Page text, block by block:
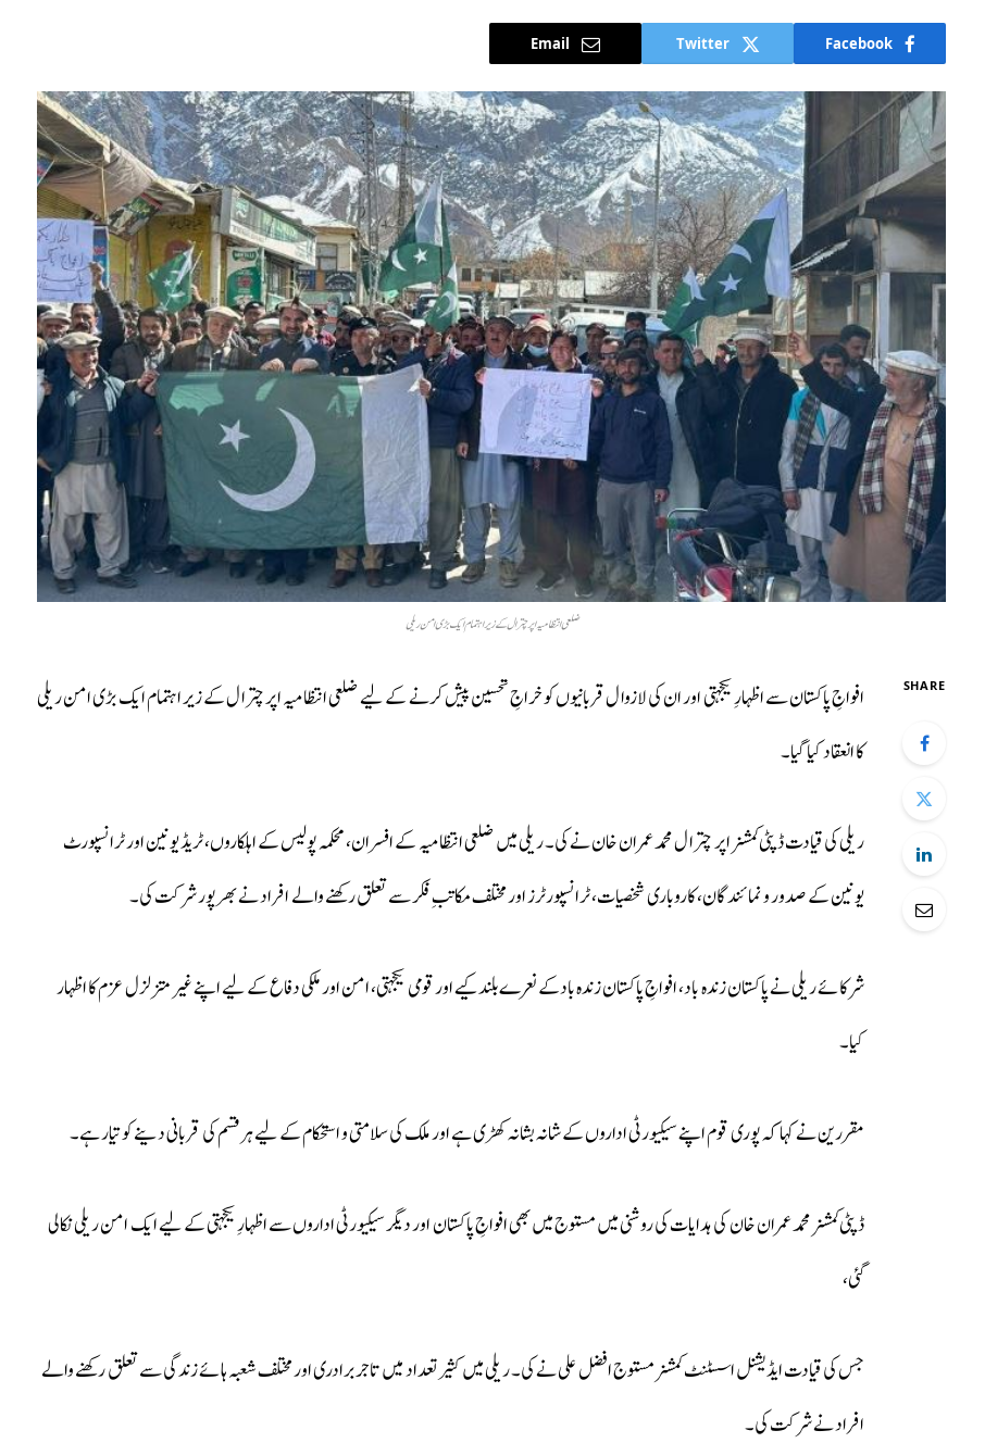
Facebook
Twitter
Email
ضلعی انتظامیہ اپر چترال کے زیر اہتمام ایک بڑی امن ریلی
SHARE
افواجِ پاکستان سے اظہارِ یکجہتی اور ان کی لازوال قربانیوں کو خراجِ تحسین پیش کرنے کے لیے ضلعی انتظامیہ اپر چترال کے زیر اہتمام ایک بڑی امن ریلی
کا انعقاد کیا گیا۔
ریلی کی قیادت ڈپٹی کمشنر اپر چترال محمد عمران خان نے کی۔ ریلی میں ضلعی انتظامیہ کے افسران، محکمہ پولیس کے اہلکاروں، ٹریڈ یونین اور ٹرانسپورٹ
یونین کے صدور و نمائندگان، کاروباری شخصیات، ٹرانسپورٹرز اور مختلف مکاتبِ فکر سے تعلق رکھنے والے افراد نے بھرپور شرکت کی۔
شرکائے ریلی نے پاکستان زندہ باد، افواجِ پاکستان زندہ بادکے نعرے بلند کیے اور قومی یکجہتی، امن اور ملکی دفاع کے لیے اپنے غیر متزلزل عزم کا اظہار
کیا۔
مقررین نے کہا کہ پوری قوم اپنے سیکیورٹی اداروں کے شانہ بشانہ کھڑی ہے اور ملک کی سلامتی و استحکام کے لیے ہر قسم کی قربانی دینے کو تیار ہے۔
ڈپٹی کمشنر محمد عمران خان کی ہدایات کی روشنی میں مستوج میں بھی افواجِ پاکستان اور دیگر سیکیورٹی اداروں سے اظہارِ یکجہتی کے لیے ایک امن ریلی نکالی
گئی،
جس کی قیادت ایڈیشنل اسسٹنٹ کمشنر مستوج افضل علی نے کی۔ ریلی میں کثیر تعداد میں تاجر برادری اور مختلف شعبہ ہائے زندگی سے تعلق رکھنے والے
افراد نے شرکت کی۔